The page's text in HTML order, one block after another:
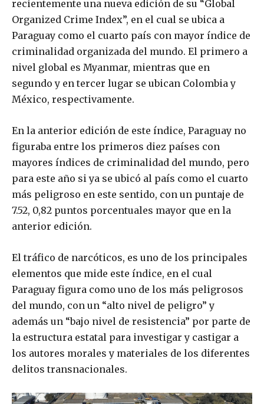
recientemente una nueva edición de su “Global
Organized Crime Index”, en el cual se ubica a
Paraguay como el cuarto país con mayor índice de
criminalidad organizada del mundo. El primero a
nivel global es Myanmar, mientras que en
segundo y en tercer lugar se ubican Colombia y
México, respectivamente.
En la anterior edición de este índice, Paraguay no
figuraba entre los primeros diez países con
mayores índices de criminalidad del mundo, pero
para este año si ya se ubicó al país como el cuarto
más peligroso en este sentido, con un puntaje de
7.52, 0,82 puntos porcentuales mayor que en la
anterior edición.
El tráfico de narcóticos, es uno de los principales
elementos que mide este índice, en el cual
Paraguay figura como uno de los más peligrosos
del mundo, con un “alto nivel de peligro” y
además un “bajo nivel de resistencia” por parte de
la estructura estatal para investigar y castigar a
los autores morales y materiales de los diferentes
delitos transnacionales.